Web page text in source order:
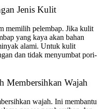
Jenis Kulit
memilih pelembap. Jika kulit
yang kaya akan bahan
alami. Untuk kulit
dan tidak menyumbat pori-
Membersihkan Wajah
wajah. Ini membantu